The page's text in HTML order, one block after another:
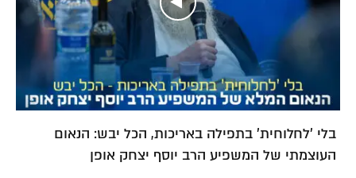
בלי 'לחלוחית' בתפילה באריכות, הכל יבש: הנאום
העוצמתי של המשפיע הרב יוסף יצחק אופן